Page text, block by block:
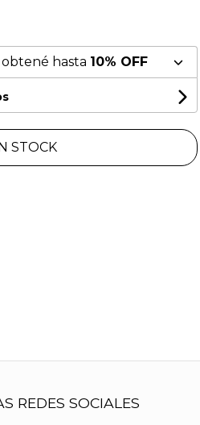
hasta 10% OFF
STOCK
REDES SOCIALES